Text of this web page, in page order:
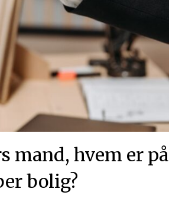
mand, hvem er på
bolig?